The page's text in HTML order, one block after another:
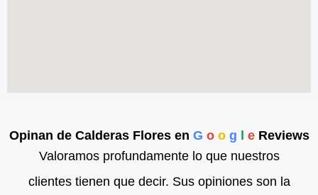
Opinan de Calderas Flores en G o o g l eReviews
Valoramos profundamente lo que nuestros
clientes tienen que decir. Sus opiniones son la